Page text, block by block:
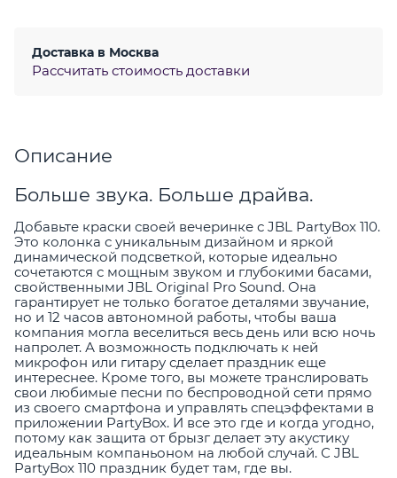
Доставка в Москва
Рассчитать стоимость доставки
Описание
Больше звука. Больше драйва.
Добавьте краски своей вечеринке с JBL PartyBox 110.
Это колонка с уникальным дизайном и яркой
динамической подсветкой, которые идеально
сочетаются с мощным звуком и глубокими басами,
свойственными JBL Original Pro Sound. Она
гарантирует не только богатое деталями звучание,
но и 12 часов автономной работы, чтобы ваша
компания могла веселиться весь день или всю ночь
напролет. А возможность подключать к ней
микрофон или гитару сделает праздник еще
интереснее. Кроме того, вы можете транслировать
свои любимые песни по беспроводной сети прямо
из своего смартфона и управлять спецэффектами в
приложении PartyBox. И все это где и когда угодно,
потому как защита от брызг делает эту акустику
идеальным компаньоном на любой случай. С JBL
PartyBox 110 праздник будет там, где вы.